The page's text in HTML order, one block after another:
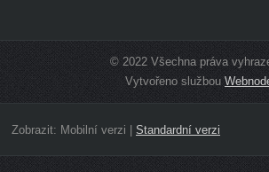
© 2022 Všechna práva
Vytvořeno službou
Zobrazit: Mobilní verzi Standardní verzi